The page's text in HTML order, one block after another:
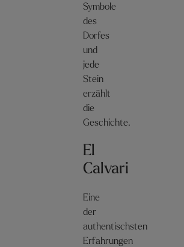
Symbole
des
Dorfes
und
jede
Stein
erzählt
die
Geschichte.
El
Calvari
Eine
der
authentischsten
Erfahrungen